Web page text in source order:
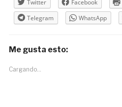
Twitter Facebook
Telegram
WhatsApp
Me gusta esto:
Cargando...